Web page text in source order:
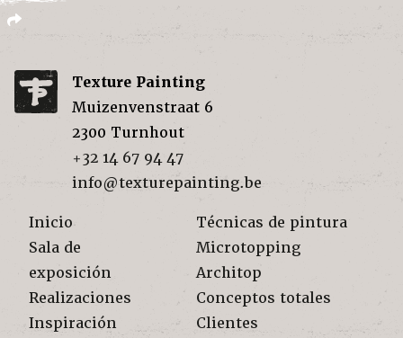
Texture Painting
Muizenvenstraat 6
2300 Turnhout
+32 14 67 94 47
info@texturepainting.be
Inicio
Sala de
exposición
Realizaciones
Inspiración
Técnicas de pintura
Microtopping
Architop
Conceptos totales
Clientes